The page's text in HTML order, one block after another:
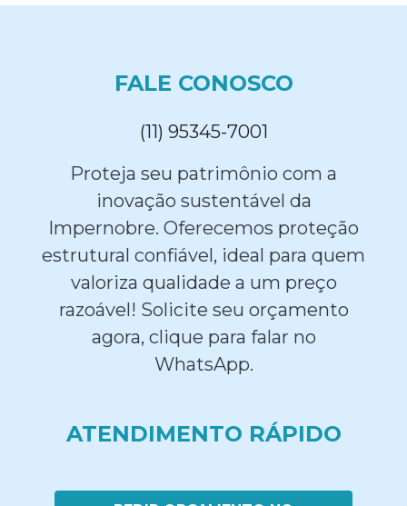
FALE CONOSCO
(11) 95345-7001
Proteja seu patrimônio com a
inovação sustentável da
Impernobre. Oferecemos proteção
estrutural confiável, ideal para quem
valoriza qualidade a um preço
razoável! Solicite seu orçamento
agora, clique para falar no
WhatsApp.
ATENDIMENTO RÁPIDO